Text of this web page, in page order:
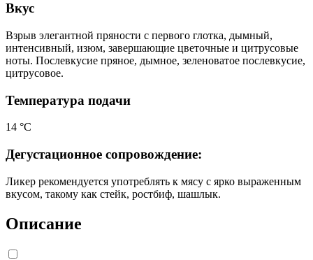
Вкус
Взрыв элегантной пряности с первого глотка, дымный,
интенсивный, изюм, завершающие цветочные и цитрусовые
ноты. Послевкусие пряное, дымное, зеленоватое послевкусие,
цитрусовое.
Температура подачи
14 °С
Дегустационное сопровождение:
Ликер рекомендуется употреблять к мясу с ярко выраженным
вкусом, такому как стейк, ростбиф, шашлык.
Описание